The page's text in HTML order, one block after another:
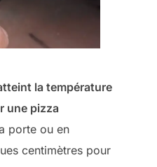
la température
une pizza
porte ou en
centimètres pour